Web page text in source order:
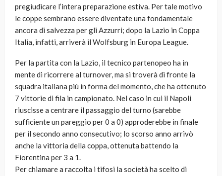
pregiudicare l’intera preparazione estiva. Per tale motivo
le coppe sembrano essere diventate una fondamentale
ancora di salvezza per gli Azzurri; dopo la Lazio in Coppa
Italia, infatti, arriverà il Wolfsburg in Europa League.
Per la partita con la Lazio, il tecnico partenopeo ha in
mente di ricorrere al turnover, ma si troverà di fronte la
squadra italiana più in forma del momento, che ha ottenuto
7 vittorie di fila in campionato. Nel caso in cui il Napoli
riuscisse a centrare il passaggio del turno (sarebbe
sufficiente un pareggio per 0 a 0) approderebbe in finale
per il secondo anno consecutivo; lo scorso anno arrivò
anche la vittoria della coppa, ottenuta battendo la
Fiorentina per 3 a 1.
Per chiamare a raccolta i tifosi la società ha scelto di